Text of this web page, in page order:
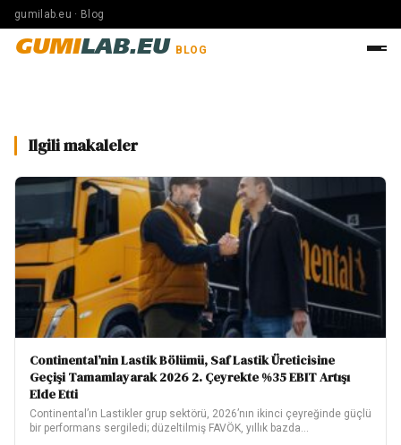
gumilab.eu · Blog
GUMILAB.EU BLOG
Ilgili makaleler
Continental’nin Lastik Bölümü, Saf Lastik Üreticisine
Geçişi Tamamlayarak 2026 2. Çeyrekte %35 EBIT Artışı
Elde Etti
Continental’ın Lastikler grup sektörü, 2026’nın ikinci çeyreğinde güçlü
bir performans sergiledi; düzeltilmiş FAVÖK, yıllık bazda…